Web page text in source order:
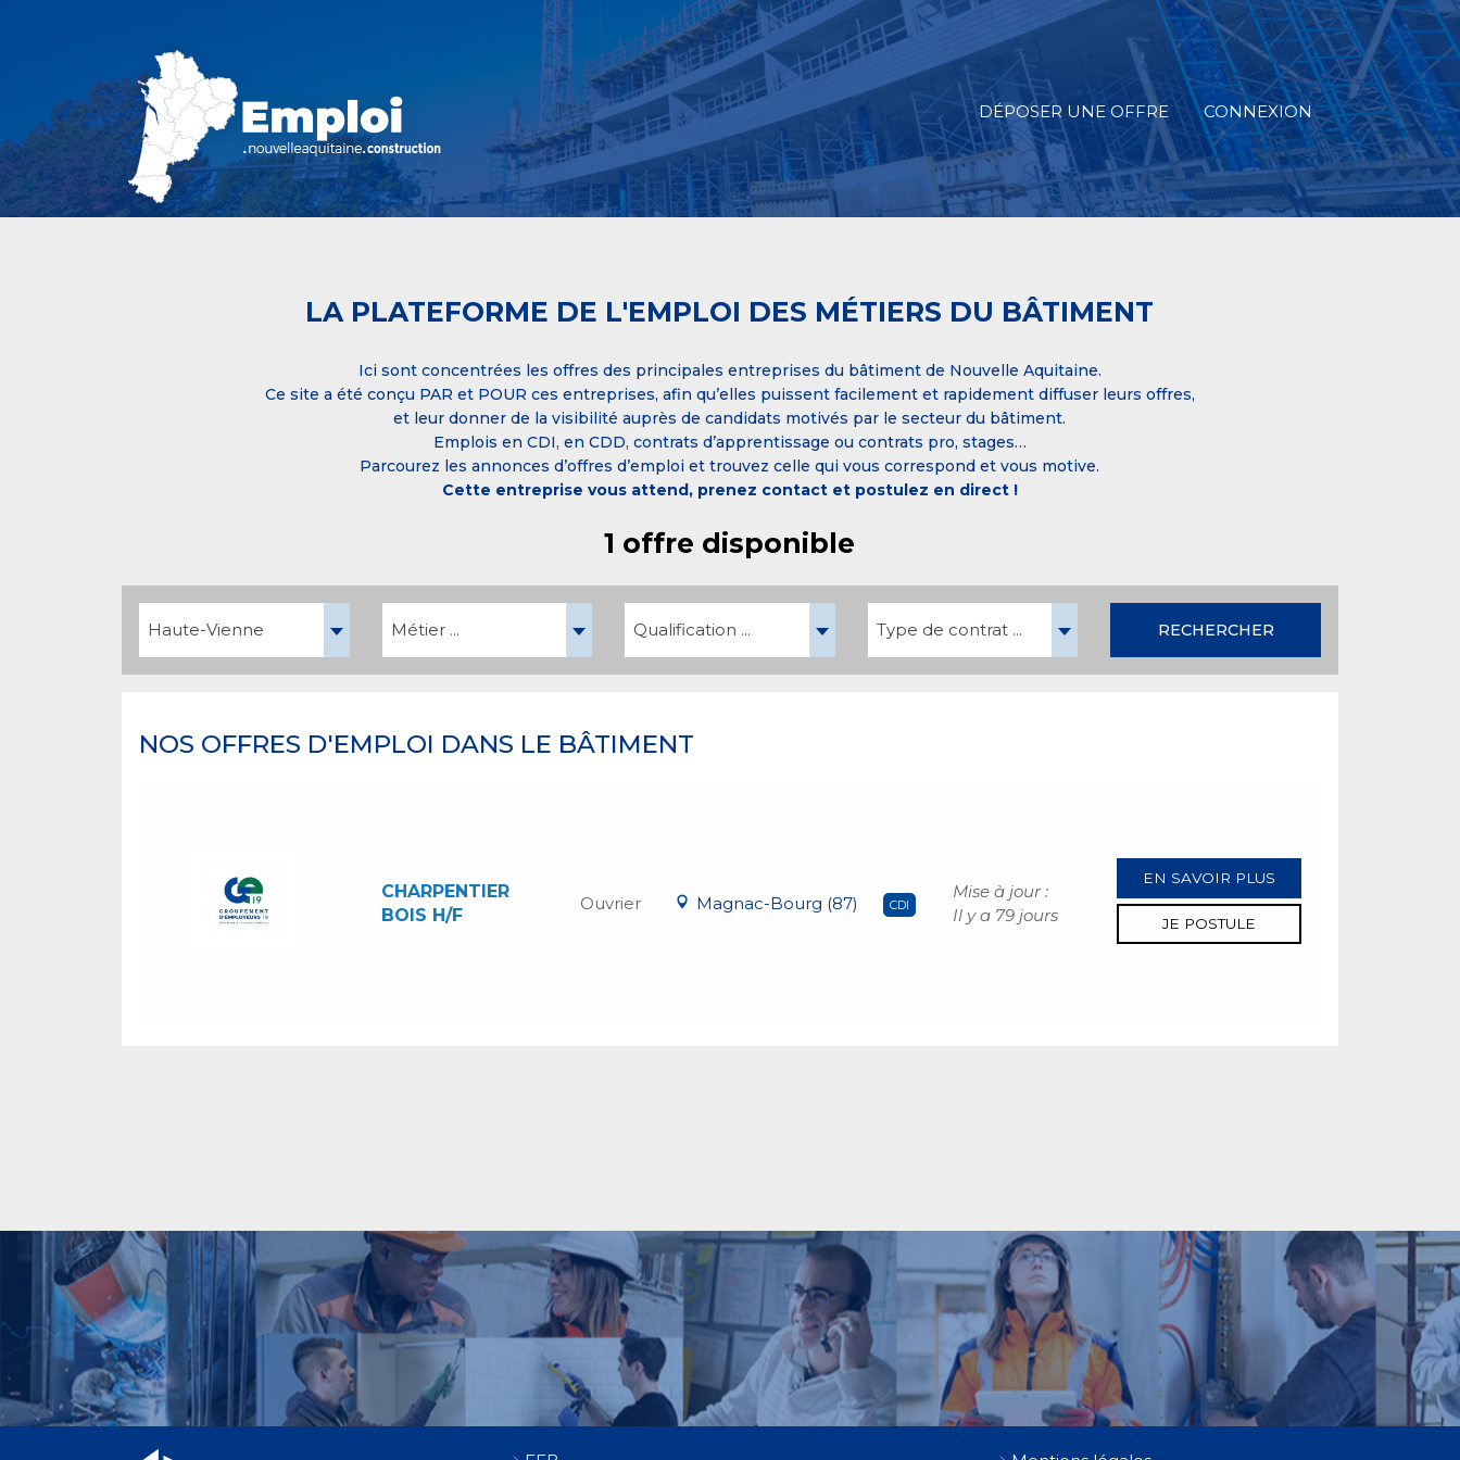
DÉPOSER UNE OFFRE CONNEXION
LA PLATEFORME DE L'EMPLOI DES MÉTIERS DU BÂTIMENT
Ici sont concentrées les offres des principales entreprises du bâtiment de Nouvelle Aquitaine.
Ce site a été conçu PAR et POUR ces entreprises, afin qu’elles puissent facilement et rapidement diffuser leurs offres,
et leur donner de la visibilité auprès de candidats motivés par le secteur du bâtiment.
Emplois en CDI, en CDD, contrats d’apprentissage ou contrats pro, stages…
Parcourez les annonces d’offres d’emploi et trouvez celle qui vous correspond et vous motive.
Cette entreprise vous attend, prenez contact et postulez en direct !
1 offre disponible
Haute-Vienne Métier ... Qualification ... Type de contrat ... RECHERCHER
NOS OFFRES D'EMPLOI DANS LE BÂTIMENT
CHARPENTIER
BOIS H/F
Ouvrier Magnac-Bourg (87) CDI
Mise à jour :
Il y a 79 jours
EN SAVOIR PLUS
JE POSTULE